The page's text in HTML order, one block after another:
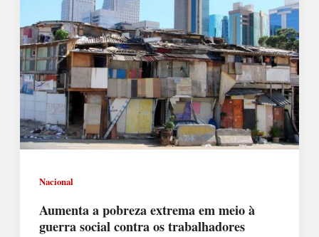
Nacional
Aumenta a pobreza extrema em meio à
guerra social contra os trabalhadores